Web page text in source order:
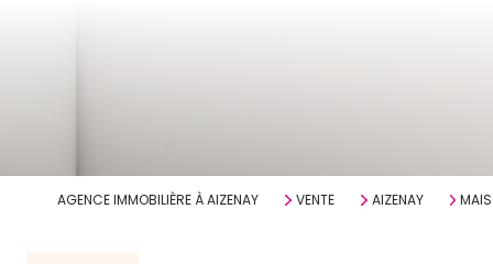
AGENCE IMMOBILIÈRE À AIZENAY VENTE AIZENAY